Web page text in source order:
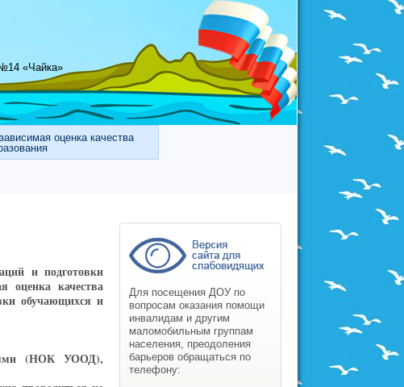
«Чайка»
оценка качества
и подготовки
оценка качества
обучающихся и
(НОК УООД),
Для посещения ДОУ по
вопросам оказания помощи
инвалидам и другим
маломобильным группам
населения, преодоления
барьеров обращаться по
телефону: